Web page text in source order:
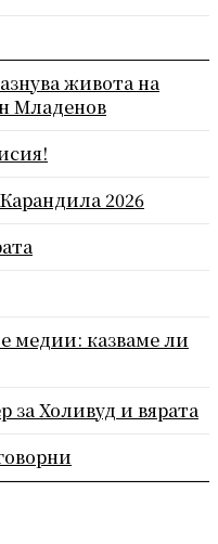
живота на
Младенов
2026
медии: казваме ли
Холивуд и вярата